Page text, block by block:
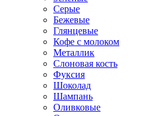
Серые
Бежевые
Глянцевые
Кофе с молоком
Металлик
Слоновая кость
Фуксия
Шоколад
Шампань
Оливковые